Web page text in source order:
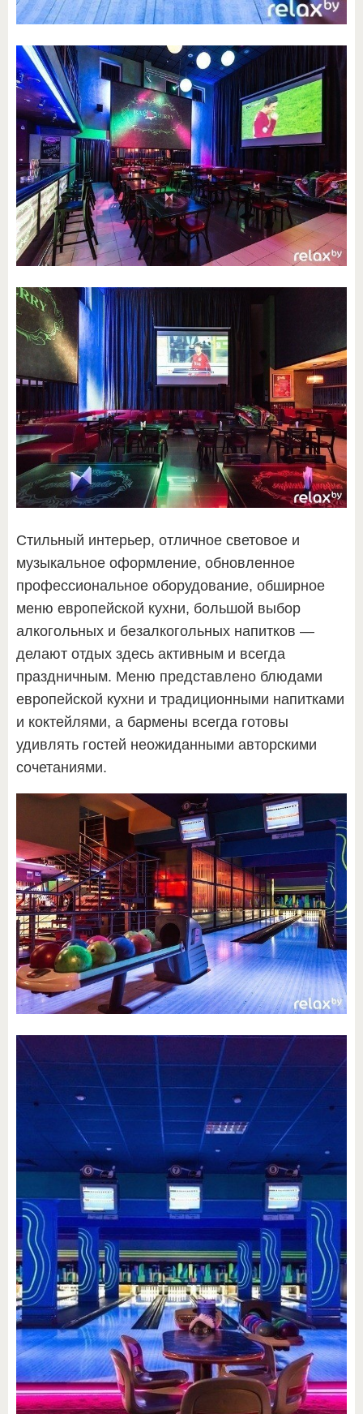
Стильный интерьер, отличное световое и
музыкальное оформление, обновленное
профессиональное оборудование, обширное
меню европейской кухни, большой выбор
алкогольных и безалкогольных напитков —
делают отдых здесь активным и всегда
праздничным. Меню представлено блюдами
европейской кухни и традиционными напитками
и коктейлями, а бармены всегда готовы
удивлять гостей неожиданными авторскими
сочетаниями.